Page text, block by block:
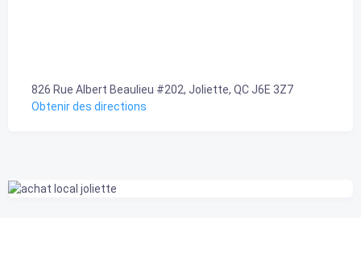
826 Rue Albert Beaulieu #202, Joliette, QC J6E 3Z7
Obtenir des directions